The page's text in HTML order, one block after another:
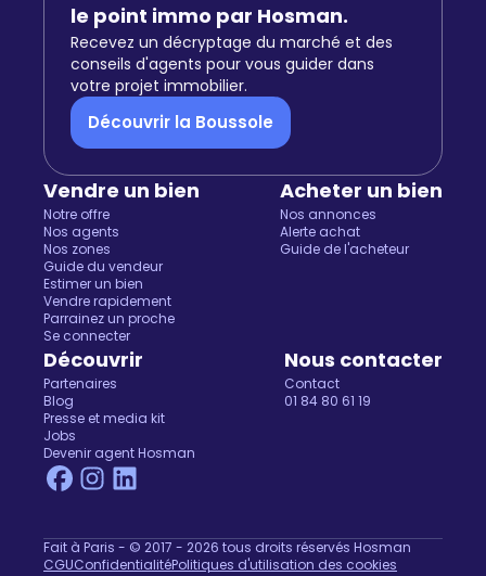
le point immo par Hosman.
Recevez un décryptage du marché et des
conseils d'agents pour vous guider dans
votre projet immobilier.
Découvrir la Boussole
Vendre un bien
Notre offre
Nos agents
Nos zones
Guide du vendeur
Estimer un bien
Vendre rapidement
Parrainez un proche
Se connecter
Acheter un bien
Nos annonces
Alerte achat
Guide de l'acheteur
Découvrir
Partenaires
Blog
Presse et media kit
Jobs
Devenir agent Hosman
Nous contacter
Contact
01 84 80 61 19
Fait à Paris - © 2017 - 2026 tous droits réservés Hosman
CGUConfidentialitéPolitiques d'utilisation des cookies